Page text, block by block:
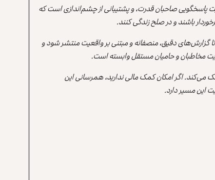
صاحبان قدرت، و پشتیبانی از چشم‌اندازی است که
باشند و در صلح زندگی کنند.
گزارش‌های دقیق، منصفانه و مبتنی بر واقعیت منتشر شود و
مخاطبان و حامیان مستقل وابسته است.
می‌کند. اگر امکان کمک مالی ندارید، همرسانی این
این مسیر دارد.